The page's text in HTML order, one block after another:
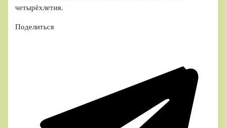
четырёхлетия.
Поделиться